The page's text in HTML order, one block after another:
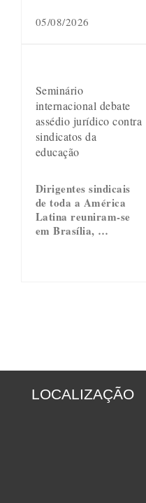
05/08/2026
Seminário
internacional debate
assédio jurídico contra
sindicatos da
educação
Dirigentes sindicais
de toda a América
Latina reuniram-se
em Brasília, …
LOCALIZAÇÃO